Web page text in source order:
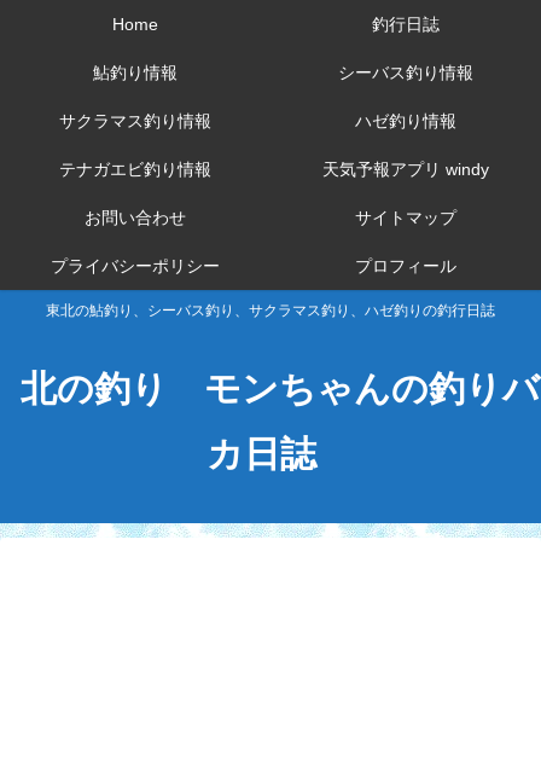
東北の鮎釣り、シーバス釣り、サクラマス釣り、ハゼ釣りの釣行日誌
北の釣り モンちゃんの釣りバ
カ日誌
Home 釣行日誌
鮎釣り情報 シーバス釣り情報
サクラマス釣り情報 ハゼ釣り情報
テナガエビ釣り情報 天気予報アプリ windy
お問い合わせ サイトマップ
プライバシーポリシー プロフィール